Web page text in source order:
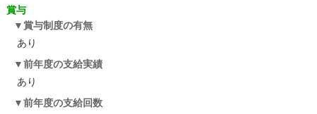
賞与
賞与制度の有無
あり
前年度の支給実績
あり
前年度の支給回数